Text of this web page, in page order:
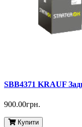
SBB4371 KRAUF
900.00грн.
Купити